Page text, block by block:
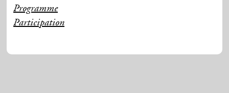
Programme
Participation